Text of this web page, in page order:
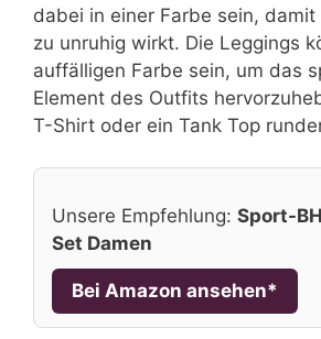
dabei in einer Farbe sein,
zu unruhig wirkt. Die Leggings
auffälligen Farbe sein, um das
Element des Outfits
T-Shirt oder ein Tank Top
Unsere Empfehlung: Sport-
Set Damen
Bei Amazon ansehen*